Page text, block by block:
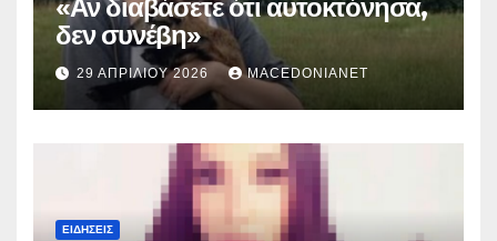
«Αν διαβάσετε ότι αυτοκτόνησα,
δεν συνέβη»
29 ΑΠΡΙΛΊΟΥ 2026 MACEDONIANET
ΕΙΔΉΣΕΙΣ